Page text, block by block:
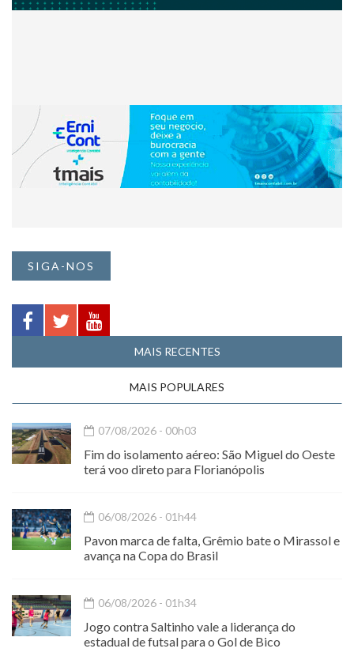
SIGA-NOS
MAIS RECENTES
MAIS POPULARES
07/08/2026 - 00h03
Fim do isolamento aéreo: São Miguel do Oeste
terá voo direto para Florianópolis
06/08/2026 - 01h44
Pavon marca de falta, Grêmio bate o Mirassol e
avança na Copa do Brasil
06/08/2026 - 01h34
Jogo contra Saltinho vale a liderança do
estadual de futsal para o Gol de Bico